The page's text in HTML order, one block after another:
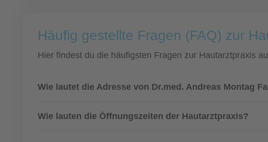
Häufig gestellte Fragen (FAQ) zur
Hier findest du die häufigsten Fragen zur Hautarztpraxis
Wie lautet die Adresse von Dr.med. Andreas Montag
Wie lauten die Öffnungszeiten der Hautarztpraxis?